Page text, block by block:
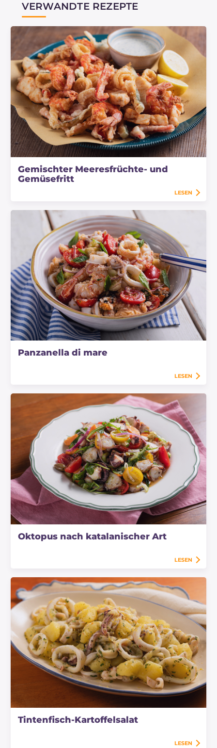
VERWANDTE REZEPTE
Gemischter Meeresfrüchte- und
Gemüsefritt
LESEN
Panzanella di mare
LESEN
Oktopus nach katalanischer Art
LESEN
Tintenfisch-Kartoffelsalat
LESEN